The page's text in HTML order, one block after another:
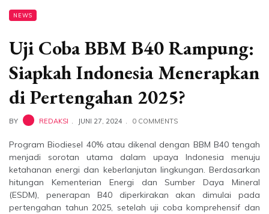
NEWS
Uji Coba BBM B40 Rampung:
Siapkah Indonesia Menerapkan
di Pertengahan 2025?
BY REDAKSI JUNI 27, 2024 0 COMMENTS
Program Biodiesel 40% atau dikenal dengan BBM B40 tengah
menjadi sorotan utama dalam upaya Indonesia menuju
ketahanan energi dan keberlanjutan lingkungan. Berdasarkan
hitungan Kementerian Energi dan Sumber Daya Mineral
(ESDM), penerapan B40 diperkirakan akan dimulai pada
pertengahan tahun 2025, setelah uji coba komprehensif dan